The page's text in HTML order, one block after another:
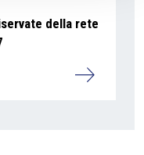
della rete